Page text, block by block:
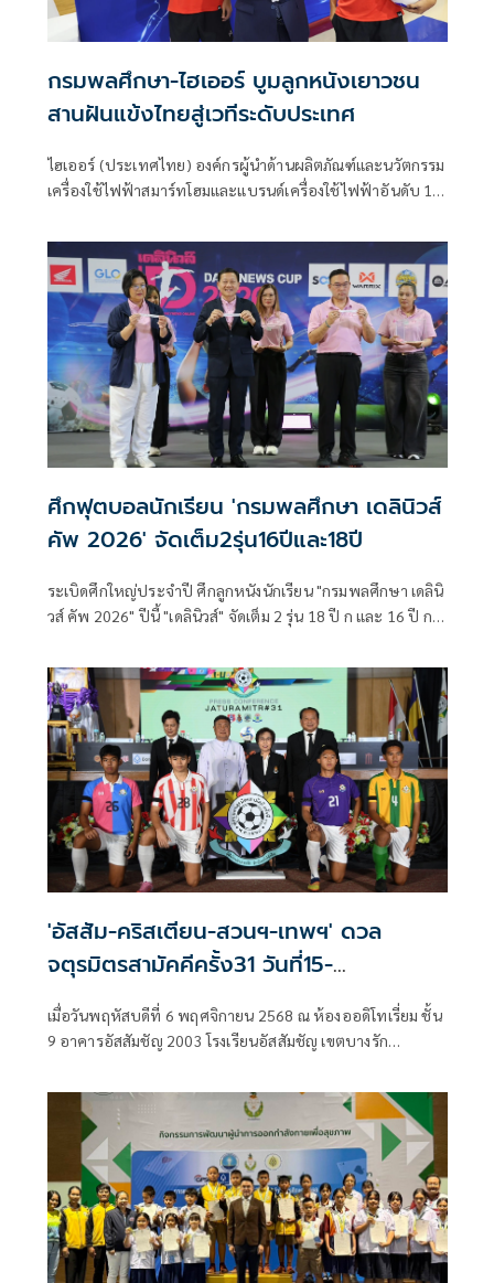
กรมพลศึกษา-ไฮเออร์ บูมลูกหนังเยาวชน
สานฝันแข้งไทยสู่เวทีระดับประเทศ
ไฮเออร์ (ประเทศไทย) องค์กรผู้นำด้านผลิตภัณฑ์และนวัตกรรม
เครื่องใช้ไฟฟ้าสมาร์ทโฮมและแบรนด์เครื่องใช้ไฟฟ้าอันดับ 1
Home สู่ Smart Life ผ่านพลังของกีฬา ประกาศความร่วมมือ
กับ กรมพลศึกษา เปิดศึกแข้งเยาวชนไทย “DPE x Haier CUP
2026” การแข่งขันฟุตบอลเยาวชน รุ่นอายุไม่เกิน 16 ปี อย่าง
เป็นทางการครั้งแรกในประเทศไทย มุ่งสร้างเวทีแห่งโอกาสให้
เยาวชนไทยได้แสดงศักยภาพ พร้อมจุดประกายแรงบันดาลใจสู่
เส้นทางกีฬาในอนาคต ตอกย้ำวิสัยทัศน์การก้าวสู่ AI Lifestyle
Brand ที่เชื่อมโยงเทคโนโลยีเข้ากับทุกมิติของการใช้ชีวิต ทั้ง
สุขภาพ ไลฟ์สไตล์ และคอมมูนิตี้แห่งพลังบวกอย่างลงตัว
ศึกฟุตบอลนักเรียน 'กรมพลศึกษา เดลินิวส์
คัพ 2026' จัดเต็ม2รุ่น16ปีและ18ปี
ระเบิดศึกใหญ่ประจำปี ศึกลูกหนังนักเรียน "กรมพลศึกษา เดลินิ
วส์ คัพ 2026" ปีนี้ "เดลินิวส์" จัดเต็ม 2 รุ่น 18 ปี ก และ 16 ปี ก
สวนกุหลาบ ลุ้นป้องกันแชมป์ 18 ปี ก ร่วมสายไม่แข็งดวลกับ
"ราชสีมาวิทยาลัย-ท่าข้ามพิทยาคม-สารวิทยา" ขณะที่ "อินทรี
แดง" อัสสัมชัญ หวังป้องกันแชมป์ 16 ปี ก รอบแรก เจองานหนัก
ทั้ง "อบจ.ชัยนาท-กรุงเทพคริสเตียนฯ-มัธยมตากสินระยอง"
แฟนบอลรับชมถ่ายทอดสดเต็มอิ่มทุกนัด ด้วยเทคโนโลยีสุดล้ำ
ทางแอปพลิเคชั่น "SOOP" และติดตามข่าวสารได้จากทุกสื่อใน
เครือ "เดลินิวส์"
'อัสสัม-คริสเตียน-สวนฯ-เทพฯ' ดวล
จตุรมิตรสามัคคีครั้ง31 วันที่15-
22พ.ย.สนามศุภฯ
เมื่อวันพฤหัสบดีที่ 6 พฤศจิกายน 2568 ณ ห้องออดิโทเรี่ยม ชั้น
9 อาคารอัสสัมชัญ 2003 โรงเรียนอัสสัมชัญ เขตบางรัก
อัสสัมชัญ เป็นประธานงานแถลงข่าวการแข่งขันฟุตบอล
จตุรมิตรสามัคคี ครั้งที่ 31 "สี่พี่น้องประคองรัก รักษ์โลกให้
ยั่งยืน" ชิงถ้วยพระราชทานสมเด็จพระกนิษฐาธิราชเจ้า กรม
สมเด็จพระเทพรัตนราชสุดาฯ สยามบรมราชกุมารี